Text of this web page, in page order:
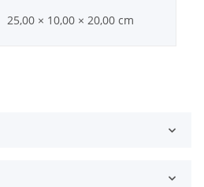
25,00 × 10,00 × 20,00 cm